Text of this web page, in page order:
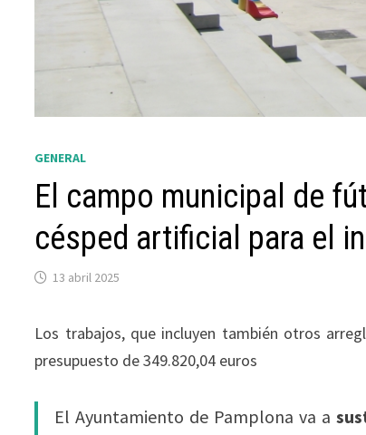
GENERAL
El campo municipal de
césped artificial para el
13 abril 2025
Los trabajos, que incluyen también otros
presupuesto de 349.820,04 euros
El Ayuntamiento de Pamplona va a